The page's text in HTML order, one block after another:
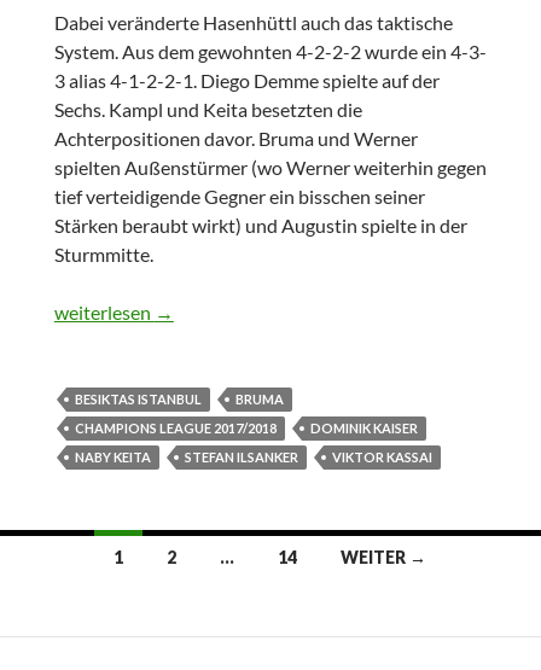
Dabei veränderte Hasenhüttl auch das taktische
System. Aus dem gewohnten 4-2-2-2 wurde ein 4-3-
3 alias 4-1-2-2-1. Diego Demme spielte auf der
Sechs. Kampl und Keita besetzten die
Achterpositionen davor. Bruma und Werner
spielten Außenstürmer (wo Werner weiterhin gegen
tief verteidigende Gegner ein bisschen seiner
Stärken beraubt wirkt) und Augustin spielte in der
Sturmmitte.
Champions League: RB Leipzig vs. Besiktas Istanbul 1:2
weiterlesen →
BESIKTAS ISTANBUL
BRUMA
CHAMPIONS LEAGUE 2017/2018
DOMINIK KAISER
NABY KEITA
STEFAN ILSANKER VIKTOR KASSAI
Beitrags-
1 2 … 14 WEITER →